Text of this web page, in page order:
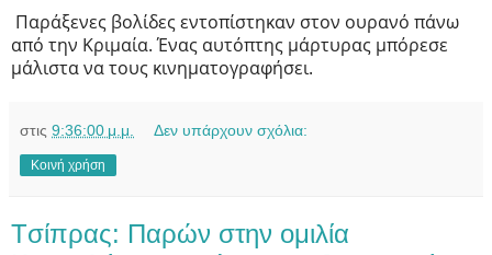
Παράξενες βολίδες εντοπίστηκαν στον ουρανό πάνω
από την Κριμαία. Ένας αυτόπτης μάρτυρας μπόρεσε
μάλιστα να τους κινηματογραφήσει.
στις 9:36:00 μ.μ. Δεν υπάρχουν σχόλια:
Κοινή χρήση
Tσίπρας: Παρών στην ομιλία